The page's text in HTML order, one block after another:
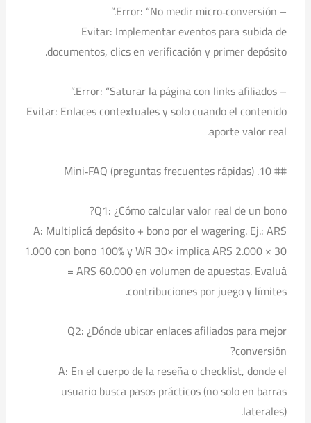
– Error: “No medir micro‑conversión.”
Evitar: Implementar eventos para subida de
documentos, clics en verificación y primer depósito.
– Error: “Saturar la página con links afiliados.”
Evitar: Enlaces contextuales y solo cuando el contenido
aporte valor real.
## 10. Mini‑FAQ (preguntas frecuentes rápidas)
Q1: ¿Cómo calcular valor real de un bono?
A: Multiplicá depósito + bono por el wagering. Ej.: ARS
1.000 con bono 100% y WR 30× implica ARS 2.000 × 30
= ARS 60.000 en volumen de apuestas. Evaluá
contribuciones por juego y límites.
Q2: ¿Dónde ubicar enlaces afiliados para mejor
conversión?
A: En el cuerpo de la reseña o checklist, donde el
usuario busca pasos prácticos (no solo en barras
laterales).